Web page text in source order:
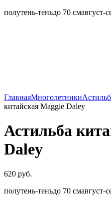
полутень-теньдо 70 смавгуст-
ГлавнаяМноголетники
китайская Maggie Daley
Астильба
Daley
620 руб.
полутень-теньдо 70 смавгуст-